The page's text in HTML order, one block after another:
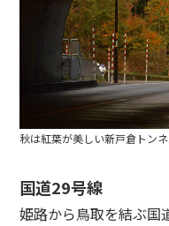
秋は紅葉が美しい新戸倉トン
国道29号線
姫路から鳥取を結ぶ国